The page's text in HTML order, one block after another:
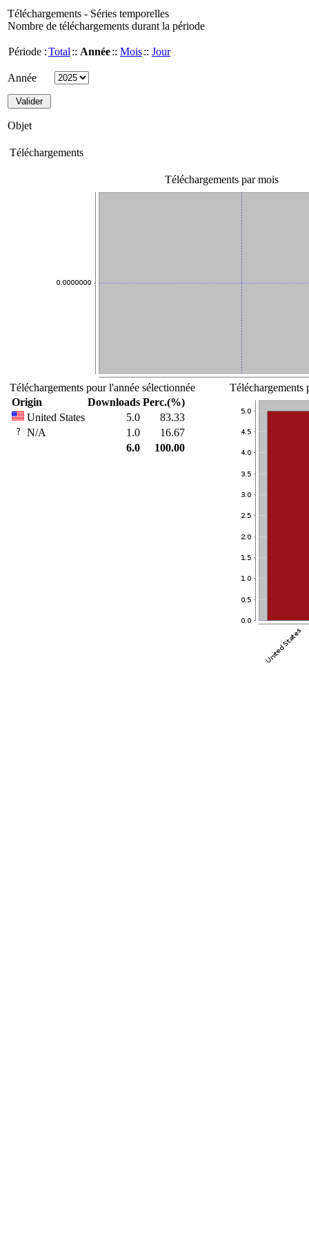
Téléchargements - Séries temporelles
Nombre de téléchargements durant la période
Période :Total :: Année:: Mois:: Jour
Année
Objet
Téléchargements
Téléchargements par mois
Téléchargements pour l'année sélectionnée
Origin
Downloads Perc.(%)
United States
5.0
83.33
N/A
1.0
16.67
6.0
100.00
Téléchargements